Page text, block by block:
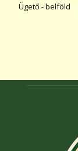
Ügető - belföld